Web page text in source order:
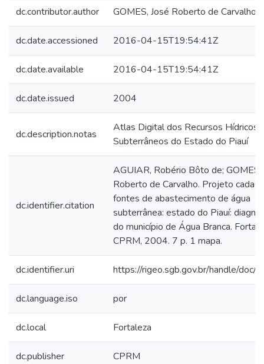
dc.contributor.author GOMES, José Roberto de Carvalho
dc.date.accessioned 2016-04-15T19:54:41Z
dc.date.available 2016-04-15T19:54:41Z
dc.date.issued 2004
dc.description.notas
Atlas Digital dos Recursos Hídricos
Subterrâneos do Estado do Piauí
dc.identifier.citation
AGUIAR, Robério Bôto de; GOMES,
Roberto de Carvalho. Projeto
fontes de abastecimento de água
subterrânea: estado do Piauí:
do município de Água Branca.
CPRM, 2004. 7 p. 1 mapa.
dc.identifier.uri https://rigeo.sgb.gov.br/handle/doc/
dc.language.iso por
dc.local Fortaleza
dc.publisher CPRM